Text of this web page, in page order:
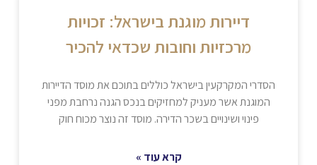
דיירות מוגנת בישראל: זכויות
מרכזיות וחובות שכדאי להכיר
הסדרי המקרקעין בישראל כוללים בתוכם את מוסד הדיירות
המוגנת אשר מעניק למחזיקים בנכס הגנה נרחבת מפני
פינוי ושינויים בשכר הדירה. מוסד זה נוצר מכוח חוק
קרא עוד »